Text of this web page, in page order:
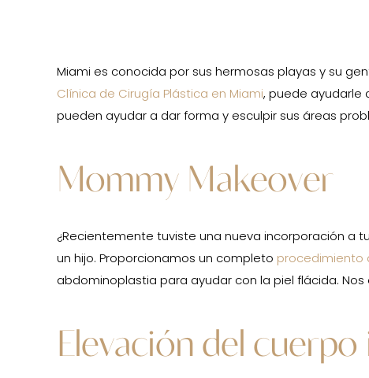
Miami es conocida por sus hermosas playas y su
Clínica de Cirugía Plástica en Miami, puede ayudarle
pueden ayudar a dar forma y esculpir sus áreas
Mommy Makeover
¿Recientemente tuviste una nueva incorporación a
un hijo. Proporcionamos un completo procedimiento
abdominoplastia para ayudar con la piel flácida.
Elevación del